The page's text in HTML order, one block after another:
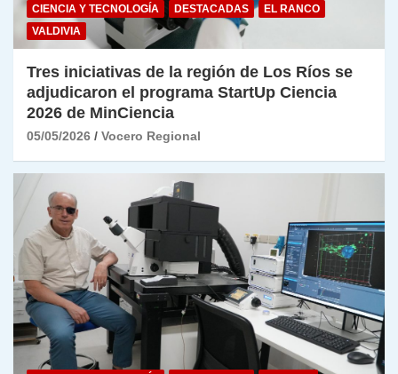
CIENCIA Y TECNOLOGÍA DESTACADAS
EL RANCO
VALDIVIA
Tres iniciativas de la región de Los Ríos se
adjudicaron el programa StartUp Ciencia
2026 de MinCiencia
05/05/2026 Vocero Regional